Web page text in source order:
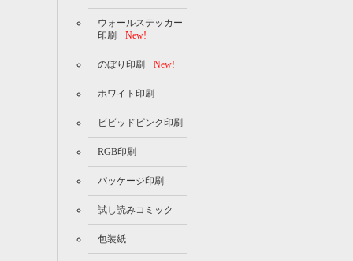
ウォールステッカー
印刷
New!
のぼり印刷 New!
ホワイト印刷
ビビッドピンク印刷
RGB印刷
パッケージ印刷
試し読みコミック
包装紙